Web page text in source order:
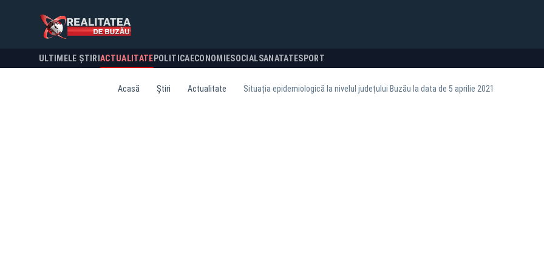
ULTIMELE ȘTIRI ACTUALITATE POLITICA ECONOMIESOCIALSANATATESPORT
Acasă Știri Actualitate Situația epidemiologică la nivelul județului Buzău la data de 5 aprilie 2021